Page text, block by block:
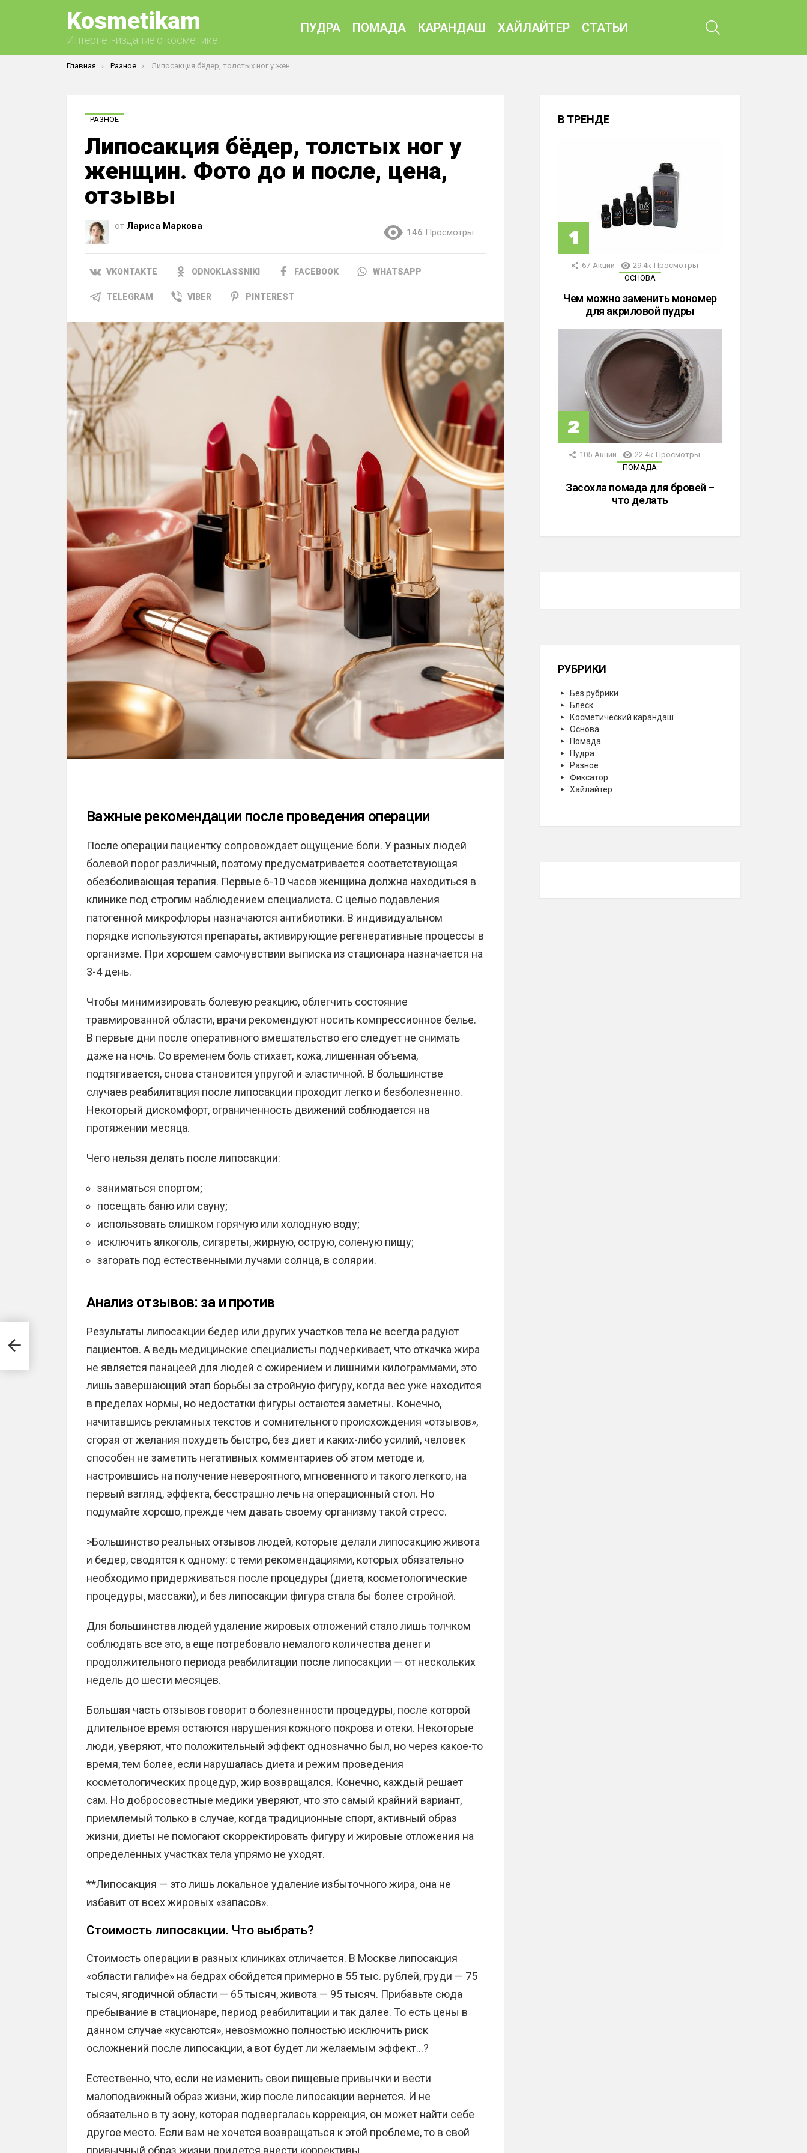
Kosmetikam
Интернет-издание о косметике
ПУДРА ПОМАДА КАРАНДАШ ХАЙЛАЙТЕР СТАТЬИ
Вы здесь:
Главная Разное Липосакция бёдер, толстых ног у женщин. Фото до и после, цена, отзывы
РАЗНОЕ
Липосакция бёдер, толстых ног у
женщин. Фото до и после, цена,
отзывы
от Лариса Маркова
146 Просмотры
VKONTAKTE ODNOKLASSNIKI FACEBOOK WHATSAPP
TELEGRAM VIBER PINTEREST
Важные рекомендации после проведения операции
После операции пациентку сопровождает ощущение боли. У разных людей
болевой порог различный, поэтому предусматривается соответствующая
обезболивающая терапия. Первые 6-10 часов женщина должна находиться в
клинике под строгим наблюдением специалиста. С целью подавления
патогенной микрофлоры назначаются антибиотики. В индивидуальном
порядке используются препараты, активирующие регенеративные процессы в
организме. При хорошем самочувствии выписка из стационара назначается на
3-4 день.
Чтобы минимизировать болевую реакцию, облегчить состояние
травмированной области, врачи рекомендуют носить компрессионное белье.
В первые дни после оперативного вмешательство его следует не снимать
даже на ночь. Со временем боль стихает, кожа, лишенная объема,
подтягивается, снова становится упругой и эластичной. В большинстве
случаев реабилитация после липосакции проходит легко и безболезненно.
Некоторый дискомфорт, ограниченность движений соблюдается на
протяжении месяца.
Чего нельзя делать после липосакции:
заниматься спортом;
посещать баню или сауну;
использовать слишком горячую или холодную воду;
исключить алкоголь, сигареты, жирную, острую, соленую пищу;
загорать под естественными лучами солнца, в солярии.
Анализ отзывов: за и против
Результаты липосакции бедер или других участков тела не всегда радуют
пациентов. А ведь медицинские специалисты подчеркивает, что откачка жира
не является панацеей для людей с ожирением и лишними килограммами, это
лишь завершающий этап борьбы за стройную фигуру, когда вес уже находится
в пределах нормы, но недостатки фигуры остаются заметны. Конечно,
начитавшись рекламных текстов и сомнительного происхождения «отзывов»,
сгорая от желания похудеть быстро, без диет и каких-либо усилий, человек
способен не заметить негативных комментариев об этом методе и,
настроившись на получение невероятного, мгновенного и такого легкого, на
первый взгляд, эффекта, бесстрашно лечь на операционный стол. Но
подумайте хорошо, прежде чем давать своему организму такой стресс.
>Большинство реальных отзывов людей, которые делали липосакцию живота
и бедер, сводятся к одному: с теми рекомендациями, которых обязательно
необходимо придерживаться после процедуры (диета, косметологические
процедуры, массажи), и без липосакции фигура стала бы более стройной.
Для большинства людей удаление жировых отложений стало лишь толчком
соблюдать все это, а еще потребовало немалого количества денег и
продолжительного периода реабилитации после липосакции — от нескольких
недель до шести месяцев.
Большая часть отзывов говорит о болезненности процедуры, после которой
длительное время остаются нарушения кожного покрова и отеки. Некоторые
люди, уверяют, что положительный эффект однозначно был, но через какое-то
время, тем более, если нарушалась диета и режим проведения
косметологических процедур, жир возвращался. Конечно, каждый решает
сам. Но добросовестные медики уверяют, что это самый крайний вариант,
приемлемый только в случае, когда традиционные спорт, активный образ
жизни, диеты не помогают скорректировать фигуру и жировые отложения на
определенных участках тела упрямо не уходят.
**Липосакция — это лишь локальное удаление избыточного жира, она не
избавит от всех жировых «запасов».
Стоимость липосакции. Что выбрать?
Стоимость операции в разных клиниках отличается. В Москве липосакция
«области галифе» на бедрах обойдется примерно в 55 тыс. рублей, груди — 75
тысяч, ягодичной области — 65 тысяч, живота — 95 тысяч. Прибавьте сюда
пребывание в стационаре, период реабилитации и так далее. То есть цены в
данном случае «кусаются», невозможно полностью исключить риск
осложнений после липосакции, а вот будет ли желаемым эффект…?
Естественно, что, если не изменить свои пищевые привычки и вести
малоподвижный образ жизни, жир после липосакции вернется. И не
обязательно в ту зону, которая подвергалась коррекция, он может найти себе
другое место. Если вам не хочется возвращаться к этой проблеме, то в свой
привычный образ жизни придется внести коррективы.
В ТРЕНДЕ
67 Акции 29.4к Просмотры
ОСНОВА
Чем можно заменить мономер
для акриловой пудры
105 Акции 22.4к Просмотры
ПОМАДА
Засохла помада для бровей –
что делать
РУБРИКИ
Без рубрики
Блеск
Косметический карандаш
Основа
Помада
Пудра
Разное
Фиксатор
Хайлайтер